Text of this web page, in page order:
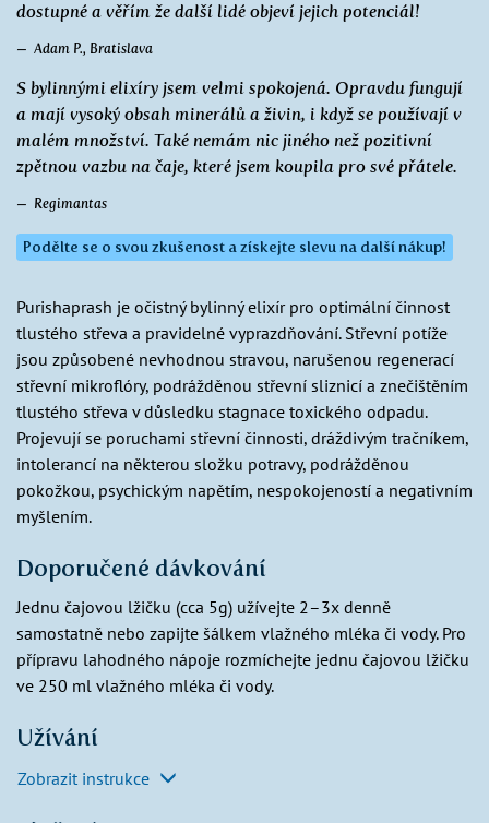
dostupné a věřím že další lidé objeví jejich potenciál!
Adam P., Bratislava
S bylinnými elixíry jsem velmi spokojená. Opravdu fungují
a mají vysoký obsah minerálů a živin, i když se používají v
malém množství. Také nemám nic jiného než pozitivní
zpětnou vazbu na čaje, které jsem koupila pro své přátele.
Regimantas
Podělte se o svou zkušenost a získejte slevu na další nákup!
Purishaprash je očistný bylinný elixír pro optimální činnost
tlustého střeva a pravidelné vyprazdňování. Střevní potíže
jsou způsobené nevhodnou stravou, narušenou regenerací
střevní mikroflóry, podrážděnou střevní sliznicí a znečištěním
tlustého střeva v důsledku stagnace toxického odpadu.
Projevují se poruchami střevní činnosti, dráždivým tračníkem,
intolerancí na některou složku potravy, podrážděnou
pokožkou, psychickým napětím, nespokojeností a negativním
myšlením.
Doporučené dávkování
Jednu čajovou lžičku (cca 5g) užívejte 2–3x denně
samostatně nebo zapijte šálkem vlažného mléka či vody. Pro
přípravu lahodného nápoje rozmíchejte jednu čajovou lžičku
ve 250 ml vlažného mléka či vody.
Užívání
Zobrazit instrukce